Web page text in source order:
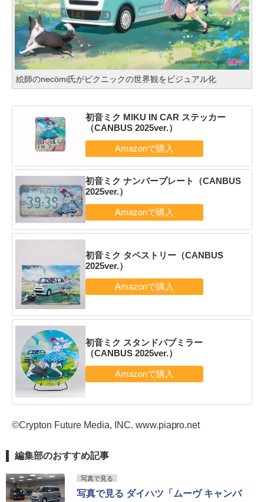
絵師のnecömi氏がピクニックの世界観をビジュアル化
初音ミク MIKU IN CAR ステッカー
（CANBUS 2025ver.）
初音ミク ナンバープレート（CANBUS
2025ver.）
初音ミク タペストリー（CANBUS
2025ver.）
初音ミク スタンドパブミラー
（CANBUS 2025ver.）
©Crypton Future Media, INC. www.piapro.net
編集部のおすすめ記事
写真で見る
写真で見る ダイハツ「ムーヴ キャンバ